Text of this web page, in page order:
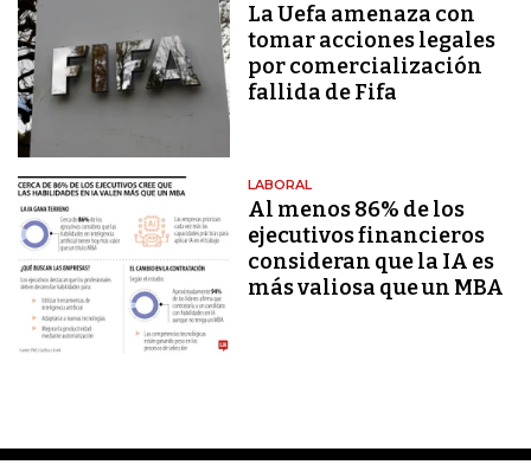
La Uefa amenaza con
tomar acciones legales
por comercialización
fallida de Fifa
LABORAL
Al menos 86% de los
ejecutivos financieros
consideran que la IA es
más valiosa que un MBA